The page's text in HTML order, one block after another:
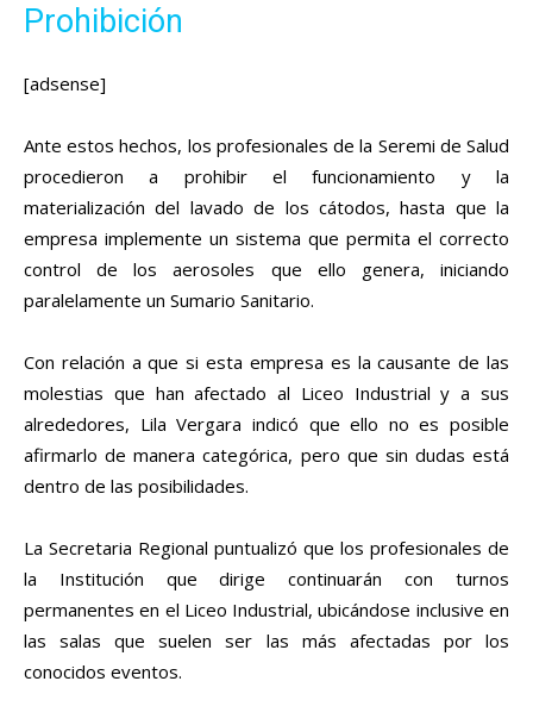
Prohibición
[adsense]
Ante estos hechos, los profesionales de la Seremi de Salud
procedieron a prohibir el funcionamiento y la
materialización del lavado de los cátodos, hasta que la
empresa implemente un sistema que permita el correcto
control de los aerosoles que ello genera, iniciando
paralelamente un Sumario Sanitario.
Con relación a que si esta empresa es la causante de las
molestias que han afectado al Liceo Industrial y a sus
alrededores, Lila Vergara indicó que ello no es posible
afirmarlo de manera categórica, pero que sin dudas está
dentro de las posibilidades.
La Secretaria Regional puntualizó que los profesionales de
la Institución que dirige continuarán con turnos
permanentes en el Liceo Industrial, ubicándose inclusive en
las salas que suelen ser las más afectadas por los
conocidos eventos.